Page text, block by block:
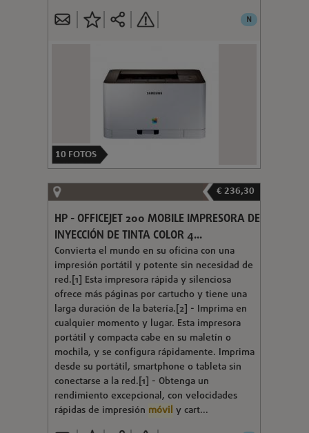
N
10 FOTOS
€ 236,30
HP - OFFICEJET 200 MOBILE IMPRESORA DE
INYECCIÓN DE TINTA COLOR 4...
Convierta el mundo en su oficina con una
impresión portátil y potente sin necesidad de
red.[1] Esta impresora rápida y silenciosa
ofrece más páginas por cartucho y tiene una
larga duración de la batería.[2] - Imprima en
cualquier momento y lugar. Esta impresora
portátil y compacta cabe en su maletín o
mochila, y se configura rápidamente. Imprima
desde su portátil, smartphone o tableta sin
conectarse a la red.[1] - Obtenga un
rendimiento excepcional, con velocidades
rápidas de impresión móvil y cart...